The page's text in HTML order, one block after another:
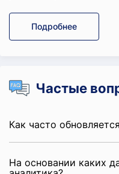
Подробнее
Частые
Как часто
На основании каких